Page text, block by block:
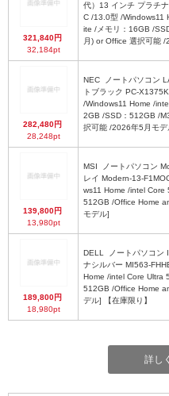
321,840円
32,184pt
代）13 インチ プラチ
C /13.0型 /Windows11
ite /メモリ：16GB /
月) or Office 選択可能 /
282,480円
28,248pt
NEC
トブラック PC-
/Windows11 Home /
2GB /SSD：512GB /
択可能 /2026年5月モデ
139,800円
13,980pt
MSI
レイ Modern-13-
ws11 Home /intel Core
512GB /Office Home
モデル]
189,800円
18,980pt
DELL
ナシルバー MI563-
Home /intel Core Ultra
512GB /Office Home
デル] 【在庫限り】
詳し